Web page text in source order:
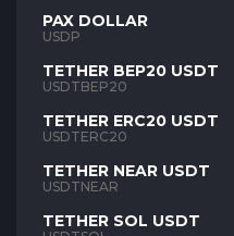
PAX DOLLAR
USDP
TETHER BEP20 USDT
USDTBEP20
TETHER ERC20 USDT
USDTERC20
TETHER NEAR USDT
USDTNEAR
TETHER SOL USDT